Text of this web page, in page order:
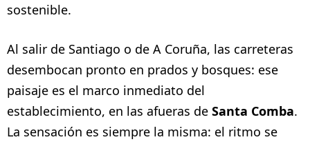
sostenible.
Al salir de Santiago o de A Coruña, las carreteras
desembocan pronto en prados y bosques: ese
paisaje es el marco inmediato del
establecimiento, en las afueras de Santa Comba.
La sensación es siempre la misma: el ritmo se